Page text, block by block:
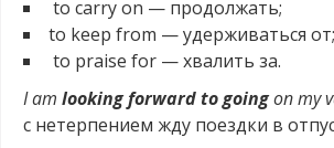
to carry on — продолжать;
to keep from — удерживаться от;
to praise for — хвалить за.
I am looking forward to goingon my
с нетерпением жду поездки в